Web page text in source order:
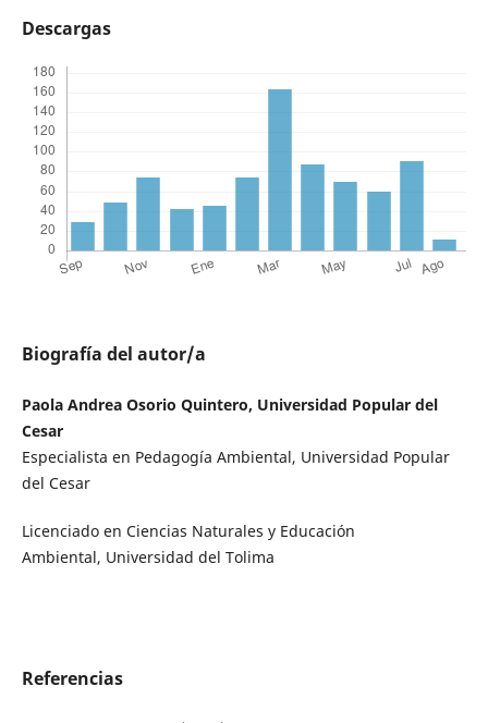
Descargas
Biografía del autor/a
Paola Andrea Osorio Quintero, Universidad Popular del
Cesar
Especialista en Pedagogía Ambiental, Universidad Popular
del Cesar
Licenciado en Ciencias Naturales y Educación
Ambiental, Universidad del Tolima
Referencias